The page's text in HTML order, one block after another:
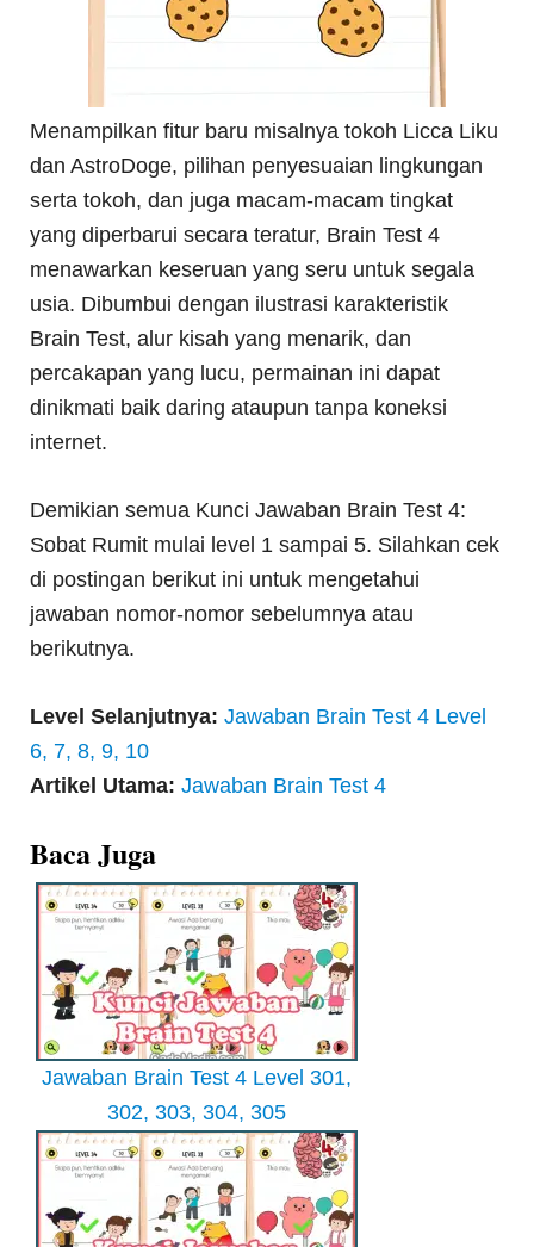
Menampilkan fitur baru misalnya tokoh Licca Liku
dan AstroDoge, pilihan penyesuaian lingkungan
serta tokoh, dan juga macam-macam tingkat
yang diperbarui secara teratur, Brain Test 4
menawarkan keseruan yang seru untuk segala
usia. Dibumbui dengan ilustrasi karakteristik
Brain Test, alur kisah yang menarik, dan
percakapan yang lucu, permainan ini dapat
dinikmati baik daring ataupun tanpa koneksi
internet.
Demikian semua Kunci Jawaban Brain Test 4:
Sobat Rumit mulai level 1 sampai 5. Silahkan cek
di postingan berikut ini untuk mengetahui
jawaban nomor-nomor sebelumnya atau
berikutnya.
Level Selanjutnya: Jawaban Brain Test 4 Level
6, 7, 8, 9, 10
Artikel Utama: Jawaban Brain Test 4
Baca Juga
Jawaban Brain Test 4 Level 301,
302, 303, 304, 305